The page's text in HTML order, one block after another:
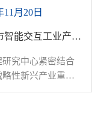
11月20日
青岛市智能交互工业产品设计工程研究中心
研究中心紧密结合
略性新兴产业重点
一代信息技术展业